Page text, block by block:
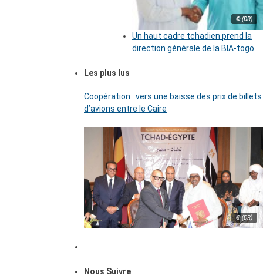
© (DR)
Un haut cadre tchadien prend la
direction générale de la BIA-togo
Les plus lus
Coopération : vers une baisse des prix de billets
d’avions entre le Caire
© (DR)
Nous Suivre